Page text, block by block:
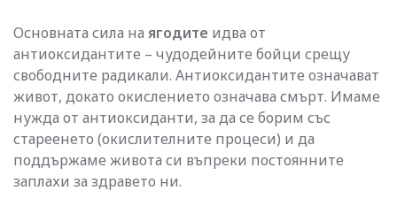
Основната сила на ягодите идва от
антиоксидантите – чудодейните бойци срещу
свободните радикали. Антиоксидантите означават
живот, докато окислението означава смърт. Имаме
нужда от антиоксиданти, за да се борим със
стареенето (окислителните процеси) и да
поддържаме живота си въпреки постоянните
заплахи за здравето ни.